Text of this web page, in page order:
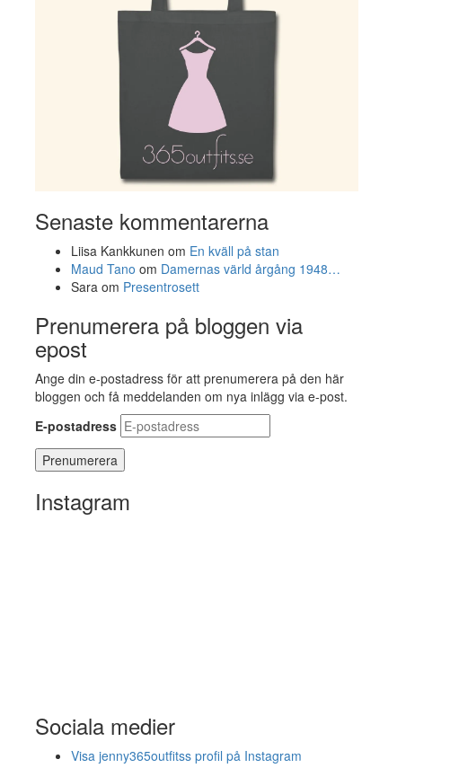
Senaste kommentarerna
Liisa Kankkunen om En kväll på stan
Maud Tano om Damernas värld årgång 1948…
Sara om Presentrosett
Prenumerera på bloggen via
epost
Ange din e-postadress för att prenumerera på den här
bloggen och få meddelanden om nya inlägg via e-post.
E-postadress
Instagram
Sociala medier
Visa jenny365outfitss profil på Instagram